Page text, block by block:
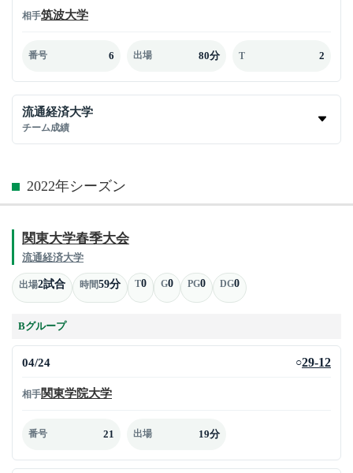
相手筑波大学
番号 6 出場 80分 T 2
流通経済大学
チーム成績
2022年シーズン
関東大学春季大会
流通経済大学
出場2試合 時間59分 T0 G0 PG0 DG0
Bグループ
04/24 ○29-12
相手関東学院大学
番号 21 出場 19分